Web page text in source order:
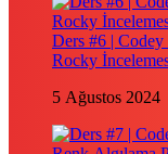
Ders #6 |
Rocky
5 Ağustos 2024